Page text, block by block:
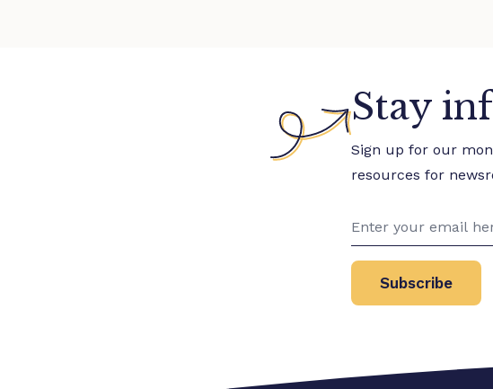
Stay
Sign up for our
resources for
Subscribe